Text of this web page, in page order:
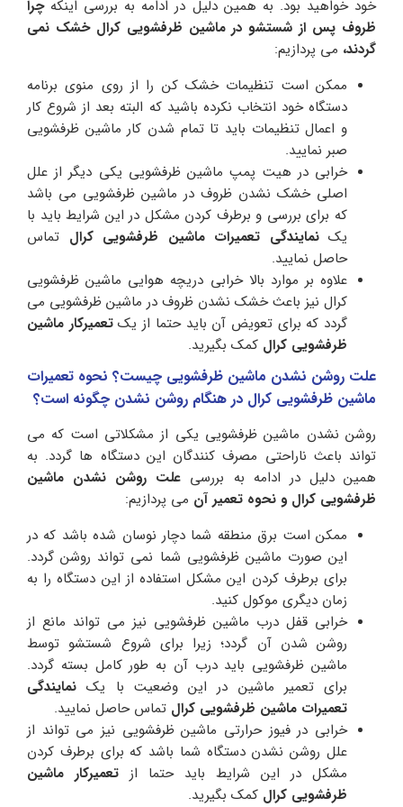
خود خواهید بود. به همین دلیل در ادامه به بررسی اینکهچرا
ظروف پس از شستشو در ماشین ظرفشویی کرال خشک نمی
گردند، می پردازیم:
ممکن است تنظیمات خشک کن را از روی منوی برنامه
دستگاه خود انتخاب نکرده باشید که البته بعد از شروع کار
و اعمال تنظیمات باید تا تمام شدن کار ماشین ظرفشویی
صبر نمایید.
خرابی در هیت پمپ ماشین ظرفشویی یکی دیگر از علل
اصلی خشک نشدن ظروف در ماشین ظرفشویی می باشد
که برای بررسی و برطرف کردن مشکل در این شرایط باید با
یکنمایندگی تعمیرات ماشین ظرفشویی کرال تماس
حاصل نمایید.
علاوه بر موارد بالا خرابی دریچه هوایی ماشین ظرفشویی
کرال نیز باعث خشک نشدن ظروف در ماشین ظرفشویی می
گردد که برای تعویض آن باید حتما از یکتعمیرکار ماشین
ظرفشویی کرال کمک بگیرید.
علت روشن نشدن ماشین ظرفشویی چیست؟ نحوه تعمیرات
ماشین ظرفشویی کرال در هنگام روشن نشدن چگونه است؟
روشن نشدن ماشین ظرفشویی یکی از مشکلاتی است که می
تواند باعث ناراحتی مصرف کنندگان این دستگاه ها گردد. به
همین دلیل در ادامه به بررسی علت روشن نشدن ماشین
ظرفشویی کرال و نحوه تعمیر آن می پردازیم:
ممکن است برق منطقه شما دچار نوسان شده باشد که در
این صورت ماشین ظرفشویی شما نمی تواند روشن گردد.
برای برطرف کردن این مشکل استفاده از این دستگاه را به
زمان دیگری موکول کنید.
خرابی قفل درب ماشین ظرفشویی نیز می تواند مانع از
روشن شدن آن گردد؛ زیرا برای شروع شستشو توسط
ماشین ظرفشویی باید درب آن به طور کامل بسته گردد.
برای تعمیر ماشین در این وضعیت با یک نمایندگی
تعمیرات ماشین ظرفشویی کرال تماس حاصل نمایید.
خرابی در فیوز حرارتی ماشین ظرفشویی نیز می تواند از
علل روشن نشدن دستگاه شما باشد که برای برطرف کردن
مشکل در این شرایط باید حتما از تعمیرکار ماشین
ظرفشویی کرال کمک بگیرید.